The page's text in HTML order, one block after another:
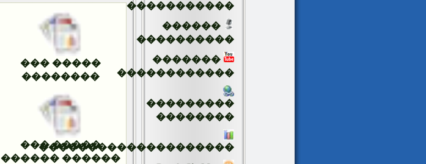
����� ���
��������
����� ���
������ ������
�����������
������
����������
�������
������������
���������
��������
��������������������